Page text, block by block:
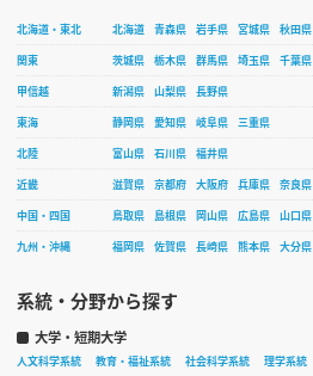
北海道・東北 北海道 青森県 岩手県 宮城県 秋田県
関東
茨城県 栃木県 群馬県 埼玉県 千葉県
甲信越
新潟県 山梨県
長野県
東海
静岡県 愛知県 岐阜県
三重県
北陸
富山県 石川県
福井県
近畿
滋賀県 京都府 大阪府 兵庫県 奈良県
中国・四国
鳥取県 島根県 岡山県 広島県 山口県
九州・沖縄
福岡県 佐賀県 長崎県 熊本県 大分県
系統・分野から探す
大学・短期大学
人文科学系統 教育・福祉系統 社会科学系統 理学系統